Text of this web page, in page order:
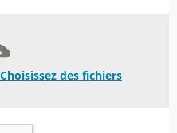
Choisissez des fichiers